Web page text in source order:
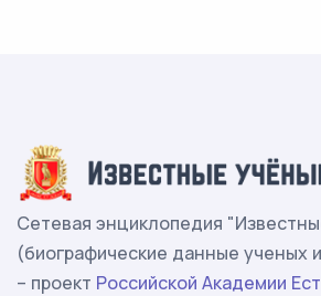
Сетевая энциклопедия
(биографические данные ученых
– проект Российской Академии